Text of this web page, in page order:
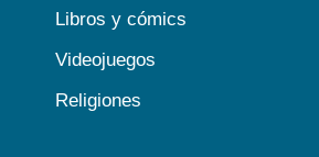
Libros y cómics
Videojuegos
Religiones